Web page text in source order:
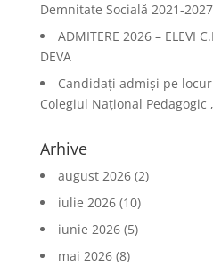
Demnitate Socială 2021-
ADMITERE 2026 – ELEVI
DEVA
Candidați admiși pe
Colegiul Național Pedagogic
Arhive
august 2026(2)
iulie 2026(10)
iunie 2026(5)
mai 2026(8)